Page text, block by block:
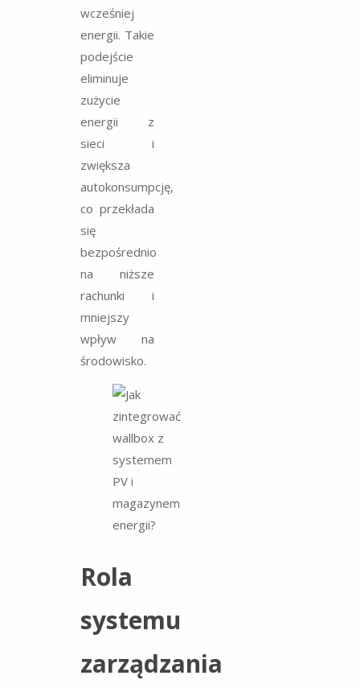
wcześniej
energii. Takie
podejście
eliminuje
zużycie
energii z
sieci i
zwiększa
autokonsumpcję,
co przekłada
się
bezpośrednio
na niższe
rachunki i
mniejszy
wpływ na
środowisko.
Rola
systemu
zarządzania